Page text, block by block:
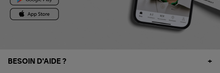
BESOIN D'AIDE ?